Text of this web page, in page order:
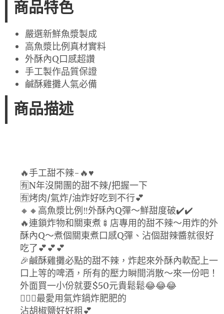
商品特色
嚴選新鮮魚漿製成
高魚漿比例真材實料
外酥內Q口感超讚
手工製作品質保證
鹹酥雞攤人氣必備
商品描述
🔥手工甜不辣-🔥♥️
🈶️N年沒開團的甜不辣/把握一下
🈶️烤肉/氣炸/油炸好吃到不行💕
🔸🔸高魚漿比例‼️外酥內Q彈～鮮甜度破✔️✔️
🔥連鎖炸物和關東煮🍢店專用的甜不辣～用炸的外
酥內Q～煮個關東煮口感Q彈、沾個甜辣醬就很好
吃了💕💕💕
🎉鹹酥雞攤必點的甜不辣，炸起來外酥內軟配上一
口上等的啤酒，所有的壓力瞬間消散～來一份吧！
外面買一小份就要$50元貴鬆鬆😂😂😂
🙋🏻‍♂️最愛用氣炸鍋炸肥肥的
沾胡椒鹽好好粗💕